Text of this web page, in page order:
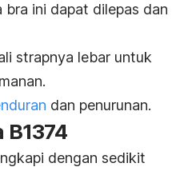
bra ini dapat dilepas dan
strapnya lebar untuk
dan penurunan.
B1374
dengan sedikit